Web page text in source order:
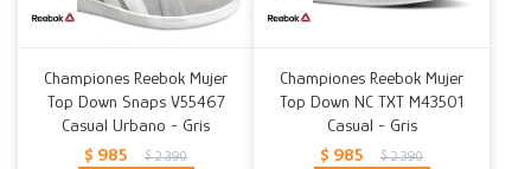
Championes Reebok Mujer
Top Down Snaps V55467
Casual Urbano - Gris
$ 985 $ 2.390
Championes Reebok Mujer
Top Down NC TXT M43501
Casual - Gris
$ 985 $ 2.390